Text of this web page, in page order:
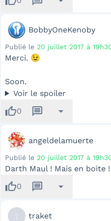
BobbyOneKenoby
Publié le 20 juillet 2017 à
Merci. 😉
Soon.
Voir le spoiler
thumb_up0 message arrow_drop_down
angeldelamuerte
Publié le 20 juillet 2017 à
Darth Maul ! Mais en boite !
thumb_up0 message arrow_drop_down
traket